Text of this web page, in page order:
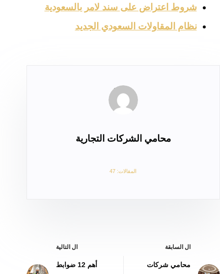
شروط اعتراض على سند لامر بالسعودية
نظام المقاولات السعودي الجديد
محامي الشركات التجارية
المقالات: 47
ال السابقة
محامي شركات
ال التالية
أهم 12 ضوابط